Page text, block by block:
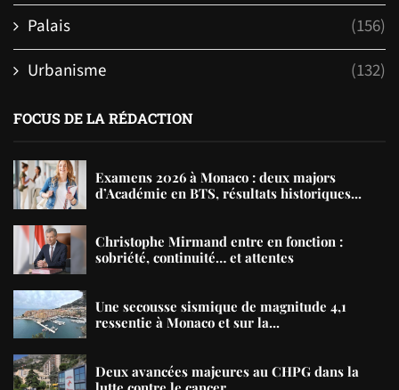
Palais
(156)
Urbanisme
(132)
FOCUS DE LA RÉDACTION
Examens 2026 à Monaco : deux majors
d’Académie en BTS, résultats historiques...
Christophe Mirmand entre en fonction :
sobriété, continuité… et attentes
Une secousse sismique de magnitude 4,1
ressentie à Monaco et sur la...
Deux avancées majeures au CHPG dans la